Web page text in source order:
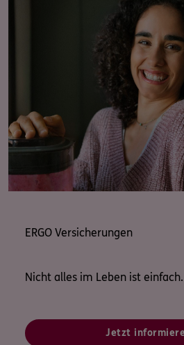
ERGO Versicherungen
Nicht alles im Leben ist
Jetzt